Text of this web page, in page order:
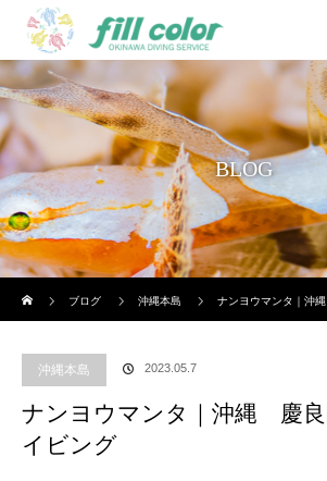
BLOG
ブログ
沖縄本島 ナンヨウマンタ｜沖
沖縄本島 2023.05.7
ナンヨウマンタ｜沖縄 慶
イビング